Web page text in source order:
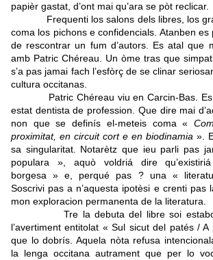
papièr gastat, d’ont mai qu’ara se pòt reclicar.
Frequenti los salons dels libres, los
coma los pichons e confidencials. Atanben es
de rescontrar un fum d’autors. Es atal que
amb Patric Chéreau. Un òme tras que
s’a pas jamai fach l’esfòrç de se clinar
cultura occitanas.
Patric Chéreau viu en Carcin-Bas. Es
estat dentista de profession. Que dire mai
non que se definís el-meteis coma «
proximitat, en circuit cort e en biodinamia ».
sa singularitat. Notarètz que ieu parli pas
populara », aquò voldriá dire
borgesa » e, perqué pas ? una «
Soscrivi pas a n’aquesta ipotèsi e crenti pas
mon exploracion permanenta de la literatura.
Tre la debuta del libre soi
l’avertiment entitolat « Sul sicut del patés /
que lo dobrís. Aquela nòta refusa
la lenga occitana autrament que per lo